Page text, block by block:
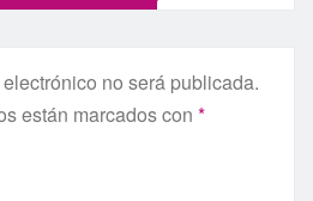
no será publicada.
están marcados con *